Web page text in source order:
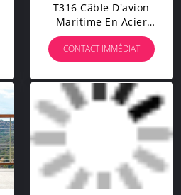
T316 Câble D'avion
Maritime En Acier
Inoxydable De 3mm Pour
Rails De Pont, 7x7 100 /
164 Ft
CONTACT IMMÉDIAT